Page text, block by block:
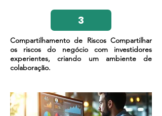
3
Compartilhamento de Riscos Compartilhar
os riscos do negócio com investidores
experientes, criando um ambiente de
colaboração.